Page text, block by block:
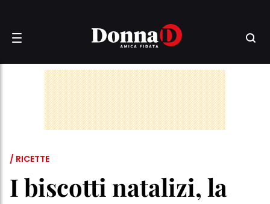
/ RICETTE
I biscotti natalizi, la